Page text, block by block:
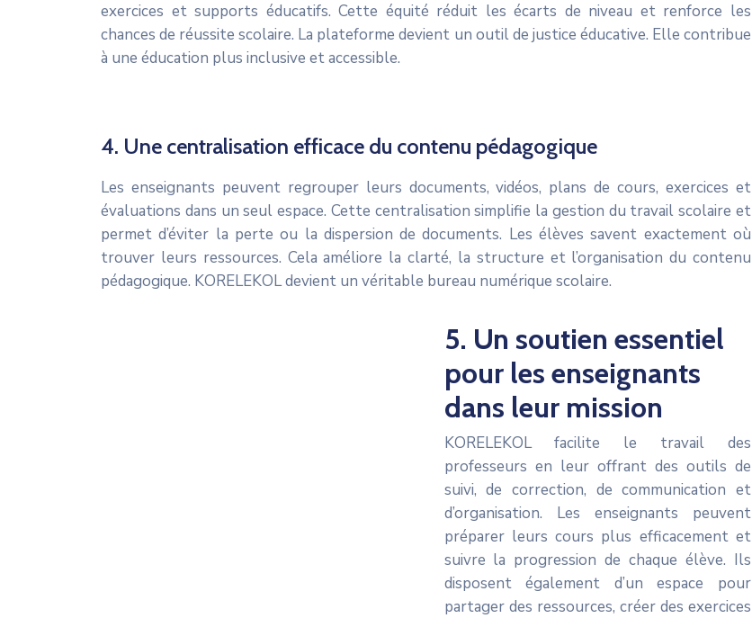
exercices et supports éducatifs. Cette équité réduit les écarts de niveau et renforce les
chances de réussite scolaire. La plateforme devient un outil de justice éducative. Elle contribue
à une éducation plus inclusive et accessible.
4. Une centralisation efficace du contenu pédagogique
Les enseignants peuvent regrouper leurs documents, vidéos, plans de cours, exercices et
évaluations dans un seul espace. Cette centralisation simplifie la gestion du travail scolaire et
permet d’éviter la perte ou la dispersion de documents. Les élèves savent exactement où
trouver leurs ressources. Cela améliore la clarté, la structure et l’organisation du contenu
pédagogique. KORELEKOL devient un véritable bureau numérique scolaire.
5. Un soutien essentiel
pour les enseignants
dans leur mission
KORELEKOL facilite le travail des
professeurs en leur offrant des outils de
suivi, de correction, de communication et
d’organisation. Les enseignants peuvent
préparer leurs cours plus efficacement et
suivre la progression de chaque élève. Ils
disposent également d’un espace pour
partager des ressources, créer des exercices